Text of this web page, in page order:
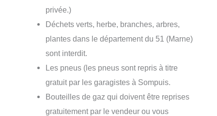
privée.)
Déchets verts, herbe, branches, arbres,
plantes dans le département du 51 (Marne)
sont interdit.
Les pneus (les pneus sont repris à titre
gratuit par les garagistes à Sompuis.
Bouteilles de gaz qui doivent être reprises
gratuitement par le vendeur ou vous